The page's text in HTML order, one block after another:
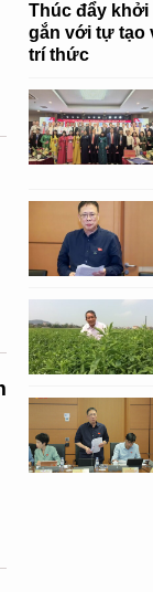
Thúc đẩy
gắn với tự tạo
trí thức